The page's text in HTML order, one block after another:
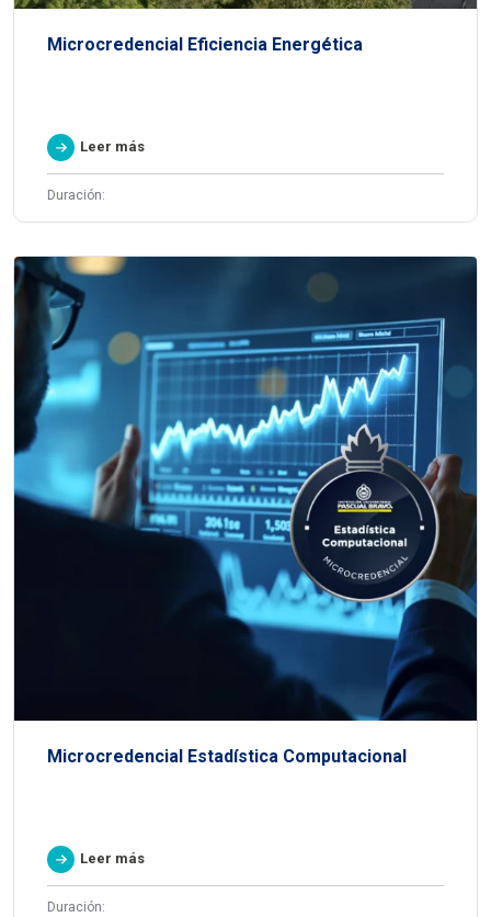
Microcredencial Eficiencia Energética
Leer más
Duración:
Microcredencial Estadística Computacional
Leer más
Duración: